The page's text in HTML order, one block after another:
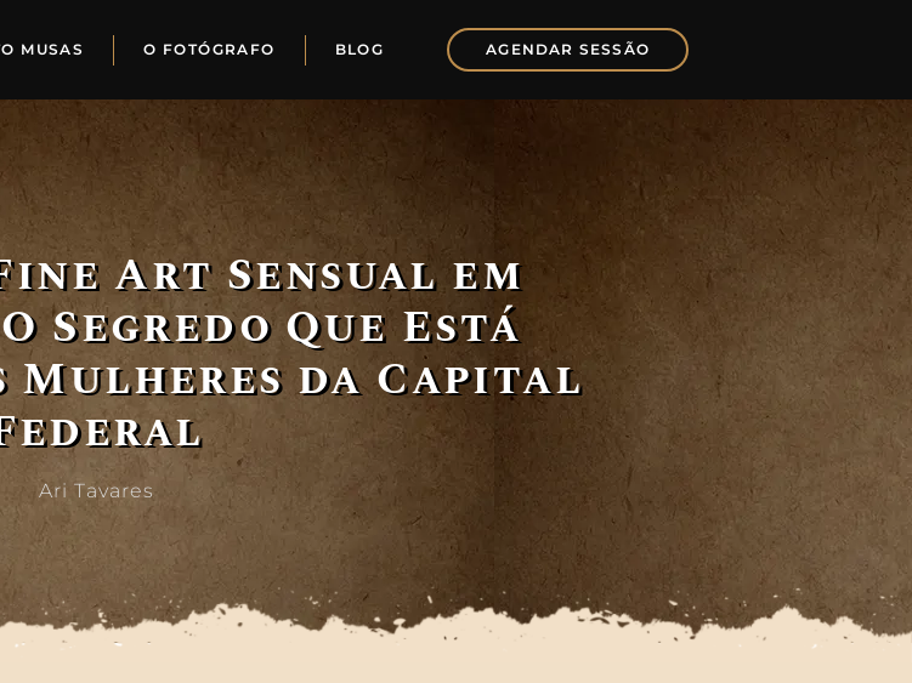
MUSAS O FOTÓGRAFO BLOG AGENDAR SESSÃO
Art Sensual em
Segredo Que Está
Mulheres da Capital
Ari Tavares